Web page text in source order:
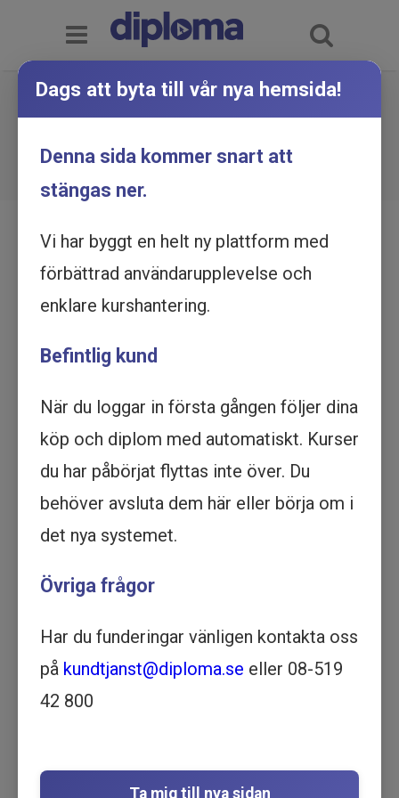
Förflyttningsteknik - Manuella förflyttningar -
Köp - 1 795 kr
Prova ett delmoment
Förflyttningsteknik - Manuella
LSS | VÅRD OCH OMSORG |
Motsvarar ½ dag lärarledd utbildning
Beskrivning
Förbättra dina manuella förflyttningar med vår
Dags att byta till vår nya hemsida!
Denna sida kommer snart att
stängas ner.
Vi har byggt en helt ny plattform med
förbättrad användarupplevelse och
enklare kurshantering.
Befintlig kund
När du loggar in första gången följer dina
köp och diplom med automatiskt. Kurser
du har påbörjat flyttas inte över. Du
behöver avsluta dem här eller börja om i
det nya systemet.
Övriga frågor
Har du funderingar vänligen kontakta oss
på kundtjanst@diploma.se eller 08-519
42 800
Ta mig till nya sidan